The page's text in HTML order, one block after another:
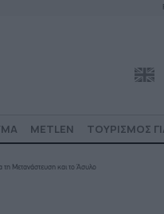
METLEN ΤΟΥΡΙΣΜΟΣ
Μετανάστευση και το Άσυλο